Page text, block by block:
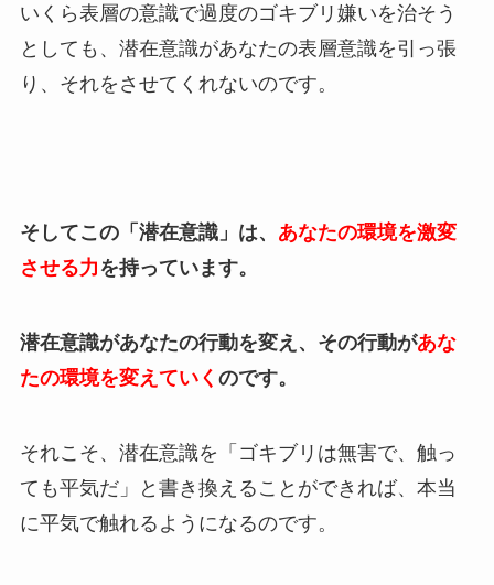
いくら表層の意識で過度のゴキブリ嫌いを治そう
としても、潜在意識があなたの表層意識を引っ張
り、それをさせてくれないのです。
そしてこの「潜在意識」は、 あなたの環境を激変
させる力 を持っています。
潜在意識があなたの行動を変え、その行動があな
たの環境を変えていく のです。
それこそ、潜在意識を「ゴキブリは無害で、触っ
ても平気だ」と書き換えることができれば、本当
に平気で触れるようになるのです。